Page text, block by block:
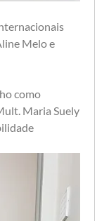
Melo e
como
Maria Suely